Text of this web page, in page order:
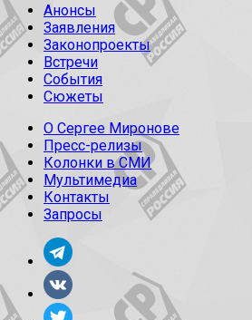
Анонсы
Заявления
Законопроекты
Встречи
События
Сюжеты
О Сергее Миронове
Пресс-релизы
Колонки в СМИ
Мультимедиа
Контакты
Запросы